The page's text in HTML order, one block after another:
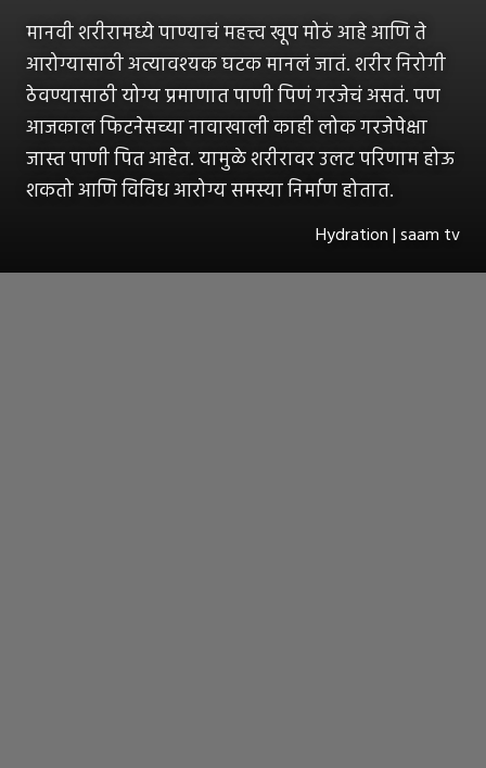
मानवी शरीरामध्ये पाण्याचं महत्त्व खूप मोठं आहे आणि ते
आरोग्यासाठी अत्यावश्यक घटक मानलं जातं. शरीर निरोगी
ठेवण्यासाठी योग्य प्रमाणात पाणी पिणं गरजेचं असतं. पण
आजकाल फिटनेसच्या नावाखाली काही लोक गरजेपेक्षा
जास्त पाणी पित आहेत. यामुळे शरीरावर उलट परिणाम होऊ
शकतो आणि विविध आरोग्य समस्या निर्माण होतात.
Hydration | saam tv